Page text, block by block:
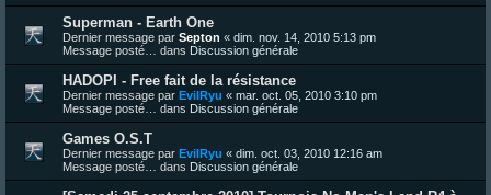
Superman - Earth One
Dernier message par Septon « dim. nov. 14, 2010 5:13 pm
Message posté… dans Discussion générale
HADOPI - Free fait de la résistance
Dernier message par EvilRyu « mar. oct. 05, 2010 3:10 pm
Message posté… dans Discussion générale
Games O.S.T
Dernier message par EvilRyu « dim. oct. 03, 2010 12:16 am
Message posté… dans Discussion générale